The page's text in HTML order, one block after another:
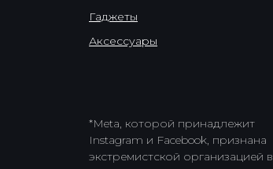
Гаджеты
Аксессуары
*Meta, которой принадлежит
Instagram и Facebook, признана
экстремистской организацией в